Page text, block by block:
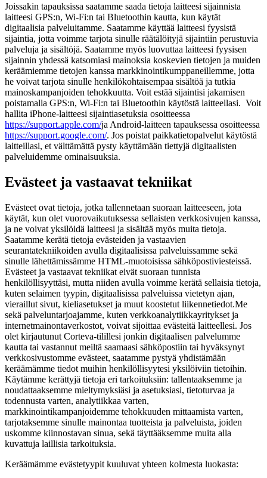
Joissakin tapauksissa saatamme saada tietoja laitteesi sijainnista
laitteesi GPS:n, Wi-Fi:n tai Bluetoothin kautta, kun käytät
digitaalisia palveluitamme. Saatamme käyttää laitteesi fyysistä
sijaintia, jotta voimme tarjota sinulle räätälöityjä sijaintiin perustuvia
palveluja ja sisältöjä. Saatamme myös luovuttaa laitteesi fyysisen
sijainnin yhdessä katsomiasi mainoksia koskevien tietojen ja muiden
keräämiemme tietojen kanssa markkinointikumppaneillemme, jotta
he voivat tarjota sinulle henkilökohtaisempaa sisältöä ja tutkia
mainoskampanjoiden tehokkuutta. Voit estää sijaintisi jakamisen
poistamalla GPS:n, Wi-Fi:n tai Bluetoothin käytöstä laitteellasi. Voit
hallita iPhone-laitteesi sijaintiasetuksia osoitteessa
https://support.apple.com/ja Android-laitteen tapauksessa osoitteessa
https://support.google.com/. Jos poistat paikkatietopalvelut käytöstä
laitteillasi, et välttämättä pysty käyttämään tiettyjä digitaalisten
palveluidemme ominaisuuksia.
Evästeet ja vastaavat tekniikat
Evästeet ovat tietoja, jotka tallennetaan suoraan laitteeseen, jota
käytät, kun olet vuorovaikutuksessa sellaisten verkkosivujen kanssa,
ja ne voivat yksilöidä laitteesi ja sisältää myös muita tietoja.
Saatamme kerätä tietoja evästeiden ja vastaavien
seurantatekniikoiden avulla digitaalisissa palveluissamme sekä
sinulle lähettämissämme HTML-muotoisissa sähköpostiviesteissä.
Evästeet ja vastaavat tekniikat eivät suoraan tunnista
henkilöllisyyttäsi, mutta niiden avulla voimme kerätä sellaisia tietoja,
kuten selaimen tyypin, digitaalisissa palveluissa vietetyn ajan,
vieraillut sivut, kieliasetukset ja muut koostetut liikennetiedot.Me
sekä palveluntarjoajamme, kuten verkkoanalytiikkayritykset ja
internetmainontaverkostot, voivat sijoittaa evästeitä laitteellesi. Jos
olet kirjautunut Corteva-tilillesi jonkin digitaalisen palvelumme
kautta tai vastannut meiltä saamaasi sähköpostiin tai hyväksynyt
verkkosivustomme evästeet, saatamme pystyä yhdistämään
keräämämme tiedot muihin henkilöllisyytesi yksilöiviin tietoihin.
Käytämme kerättyjä tietoja eri tarkoituksiin: tallentaaksemme ja
noudattaaksemme mieltymyksiäsi ja asetuksiasi, tietoturvaa ja
todennusta varten, analytiikkaa varten,
markkinointikampanjoidemme tehokkuuden mittaamista varten,
tarjotaksemme sinulle mainontaa tuotteista ja palveluista, joiden
uskomme kiinnostavan sinua, sekä täyttääksemme muita alla
kuvattuja laillisia tarkoituksia.
Keräämämme evästetyypit kuuluvat yhteen kolmesta luokasta: